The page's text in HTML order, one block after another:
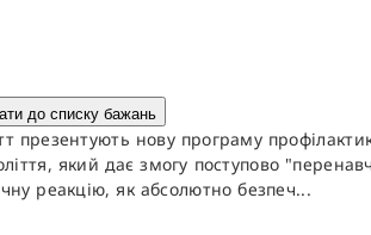
до списку бажань
презентують нову програму
який дає змогу поступово
реакцію, як абсолютно безпеч...